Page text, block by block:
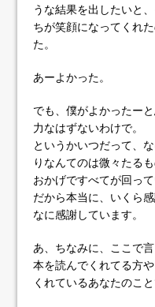
うな結果を出したいと
ちが笑顔になってくれ
た。
あーよかった。
でも、僕がよかったー
力なはずないわけで。
というかいつだって、
りなんてのは微々たる
おかげですべてが回っ
だから本当に、いくら
なに感謝しています。
あ、ちなみに、ここで
本を読んでくれてる方
くれているあなたのこと